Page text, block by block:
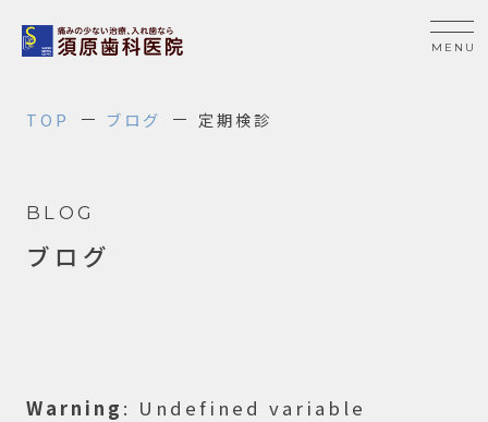
BLOG
ブログ
TOP ブログ 定期検診
Warning : Undefined variable